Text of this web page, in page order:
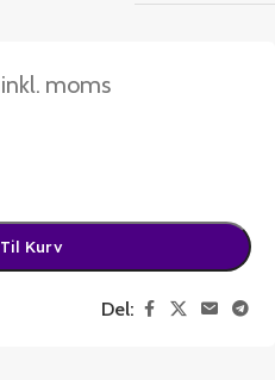
inkl. moms
Kurv
Del: